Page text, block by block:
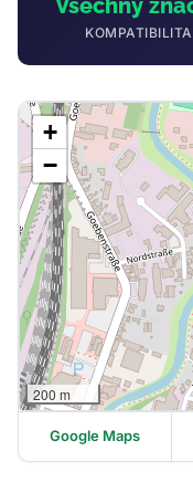
KOMPATIBILITA
+
−
200 m
Google Maps